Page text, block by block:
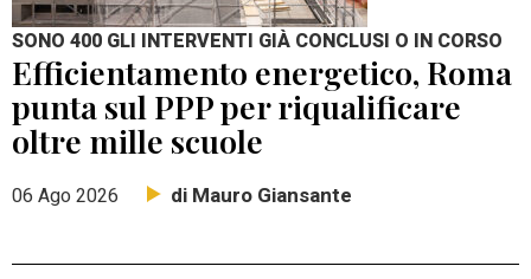
SONO 400 GLI INTERVENTI GIÀ CONCLUSI O IN CORSO
Efficientamento energetico, Roma
punta sul PPP per riqualificare
oltre mille scuole
06 Ago 2026 di Mauro Giansante